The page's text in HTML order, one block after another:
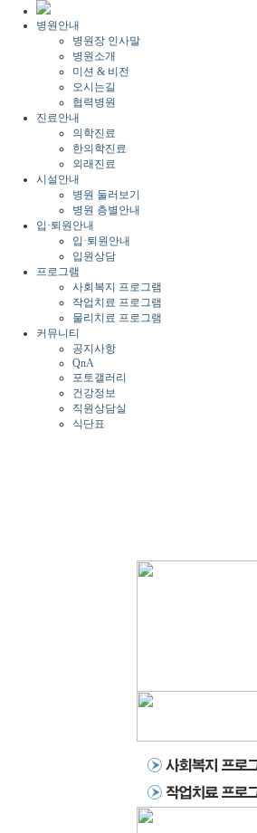
병원안내
병원장 인사말
병원소개
미션 & 비전
오시는길
협력병원
진료안내
의학진료
한의학진료
외래진료
시설안내
병원 둘러보기
병원 층별안내
입·퇴원안내
입·퇴원안내
입원상담
프로그램
사회복지 프로그램
작업치료 프로그램
물리치료 프로그램
커뮤니티
공지사항
QnA
포토갤러리
건강정보
직원상담실
식단표